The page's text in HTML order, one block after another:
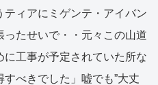
ィアにミゲンテ・アイバン
たせいで・・元々この山道
に工事が予定されていた所な
べきでした」嘘でも”大丈